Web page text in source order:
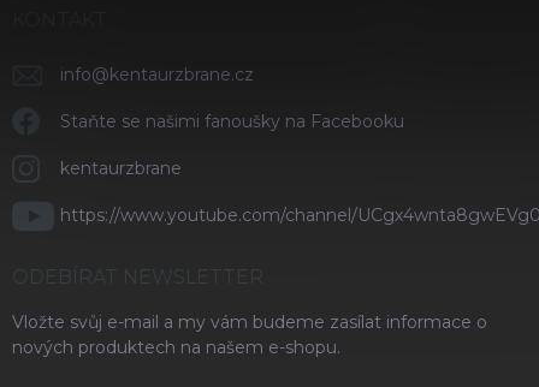
info@kentaurzbrane.cz
Staňte se našimi fanoušky na Facebooku
kentaurzbrane
https://www.youtube.com/channel/
ODEBÍRAT NEWSLETTER
Vložte svůj e-mail a my vám budeme zasílat informace o
nových produktech na našem e-shopu.